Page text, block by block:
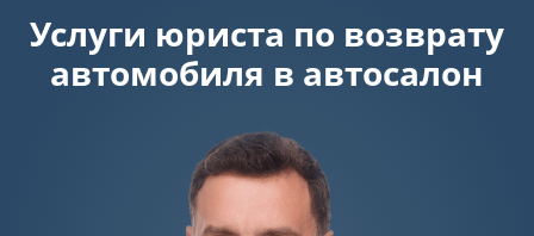
Услуги юриста по возврату
автомобиля в автосалон